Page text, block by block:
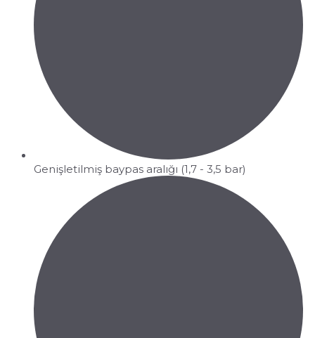
Genişletilmiş baypas aralığı (1,7 - 3,5 bar)